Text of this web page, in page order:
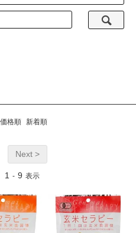
価格順 新着順
Next >
1 - 9 表示